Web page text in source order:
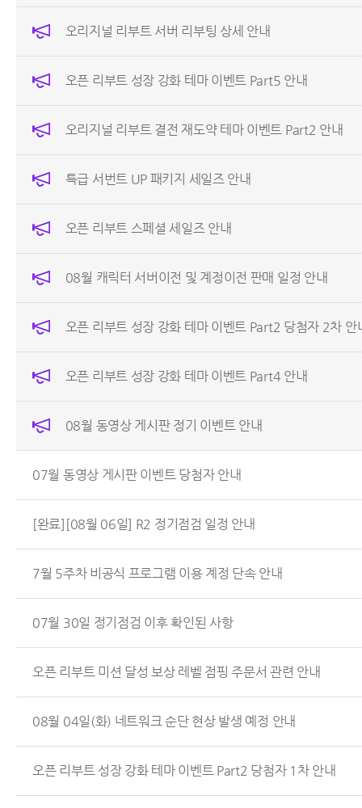
오리지널 리부트 서버 리부팅 상세 안내
오픈 리부트 성장 강화 테마 이벤트 Part5 안내
오리지널 리부트 결전 재도약 테마 이벤트 Part2 안내
특급 서번트 UP 패키지 세일즈 안내
오픈 리부트 스페셜 세일즈 안내
08월 캐릭터 서버이전 및 계정이전 판매 일정 안내
오픈 리부트 성장 강화 테마 이벤트 Part2 당첨자 2차 안
오픈 리부트 성장 강화 테마 이벤트 Part4 안내
08월 동영상 게시판 정기 이벤트 안내
07월 동영상 게시판 이벤트 당첨자 안내
[완료][08월 06일] R2 정기점검 일정 안내
7월 5주차 비공식 프로그램 이용 계정 단속 안내
07월 30일 정기점검 이후 확인된 사항
오픈 리부트 미션 달성 보상 레벨 점핑 주문서 관련 안내
08월 04일(화) 네트워크 순단 현상 발생 예정 안내
오픈 리부트 성장 강화 테마 이벤트 Part2 당첨자 1차 안내